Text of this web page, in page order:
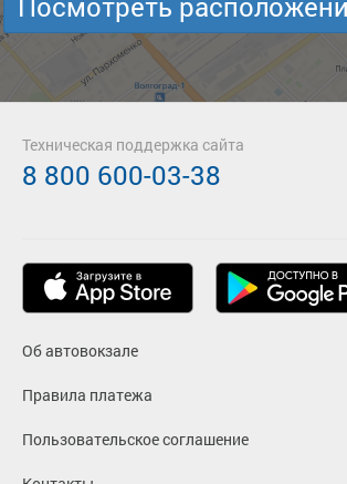
Об автовокзале
Правила платежа
Пользовательское соглашение
Техническая поддержка сайта
8 800 600-03-38